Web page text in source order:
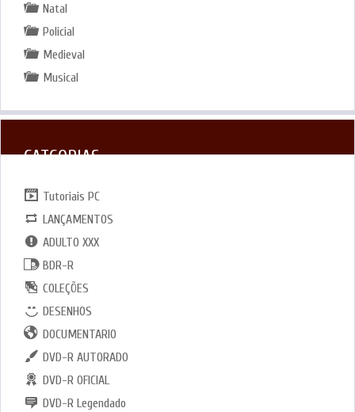
Natal
Policial
Medieval
Musical
CATGORIAS
Tutoriais PC
LANÇAMENTOS
ADULTO XXX
BDR-R
COLEÇÕES
DESENHOS
DOCUMENTARIO
DVD-R AUTORADO
DVD-R OFICIAL
DVD-R Legendado